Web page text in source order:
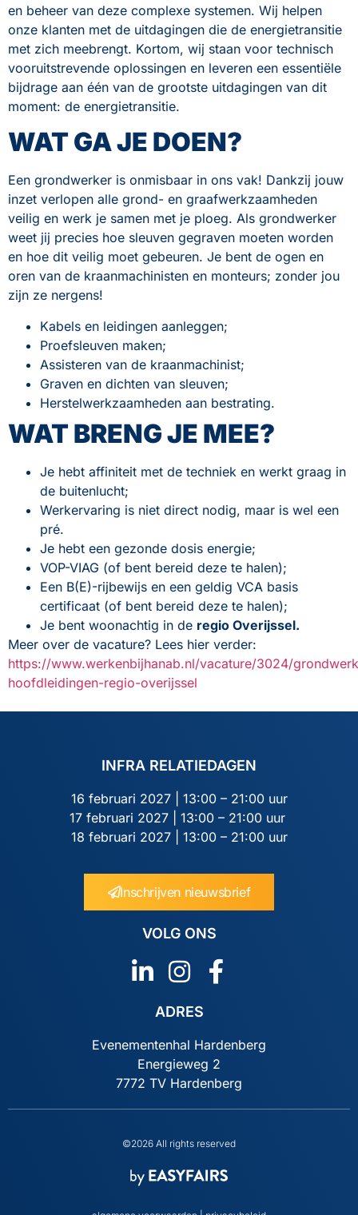
en beheer van deze complexe systemen. Wij helpen
onze klanten met de uitdagingen die de energietransitie
met zich meebrengt. Kortom, wij staan voor technisch
vooruitstrevende oplossingen en leveren een essentiële
bijdrage aan één van de grootste uitdagingen van dit
moment: de energietransitie.
WAT GA JE DOEN?
Een grondwerker is onmisbaar in ons vak! Dankzij jouw
inzet verlopen alle grond- en graafwerkzaamheden
veilig en werk je samen met je ploeg. Als grondwerker
weet jij precies hoe sleuven gegraven moeten worden
en hoe dit veilig moet gebeuren. Je bent de ogen en
oren van de kraanmachinisten en monteurs; zonder jou
zijn ze nergens!
Kabels en leidingen aanleggen;
Proefsleuven maken;
Assisteren van de kraanmachinist;
Graven en dichten van sleuven;
Herstelwerkzaamheden aan bestrating.
WAT BRENG JE MEE?
Je hebt affiniteit met de techniek en werkt graag in
de buitenlucht;
Werkervaring is niet direct nodig, maar is wel een
pré.
Je hebt een gezonde dosis energie;
VOP-VIAG (of bent bereid deze te halen);
Een B(E)-rijbewijs en een geldig VCA basis
certificaat (of bent bereid deze te halen);
Je bent woonachtig in de regio Overijssel.
Meer over de vacature? Lees hier verder:
https://www.werkenbijhanab.nl/vacature/3024/
hoofdleidingen-regio-overijssel
INFRA RELATIEDAGEN
16 februari 2027 | 13:00 – 21:00 uur
17 februari 2027 | 13:00 – 21:00 uur
18 februari 2027 | 13:00 – 21:00 uur
Inschrijven nieuwsbrief
VOLG ONS
ADRES
Evenementenhal Hardenberg
Energieweg 2
7772 TV Hardenberg
©2026 All rights reserved